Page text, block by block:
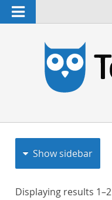
Navigation
Show sidebar
Displaying results 1–2